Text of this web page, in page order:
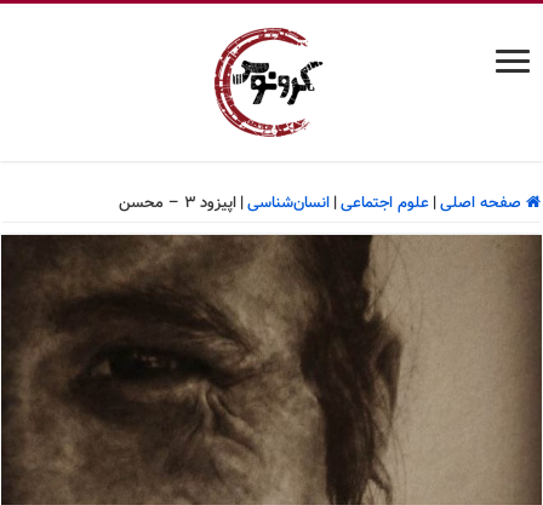
صفحه اصلی| علوم اجتماعی| انسان‌شناسی| اپیزود ۳ – محسن